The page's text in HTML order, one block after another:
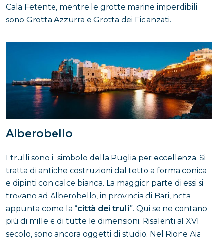
Cala Fetente, mentre le grotte marine imperdibili
sono Grotta Azzurra e Grotta dei Fidanzati.
Alberobello
I trulli sono il simbolo della Puglia per eccellenza. Si
tratta di antiche costruzioni dal tetto a forma conica
e dipinti con calce bianca. La maggior parte di essi si
trovano ad Alberobello, in provincia di Bari, nota
appunta come la “città dei trulli”. Qui se ne contano
più di mille e di tutte le dimensioni. Risalenti al XVII
secolo, sono ancora oggetti di studio. Nel Rione Aia